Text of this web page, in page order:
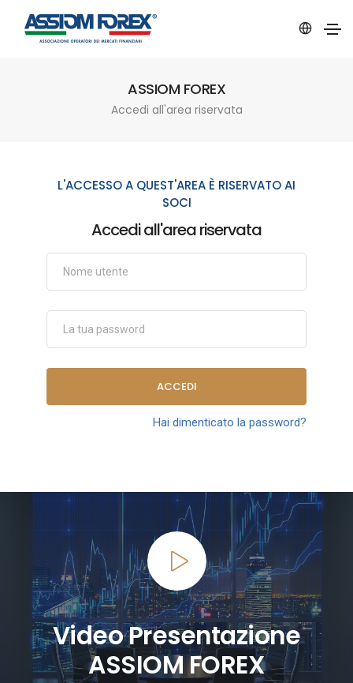
ASSIOM FOREX
Accedi all'area riservata
L'ACCESSO A QUEST'AREA È RISERVATO AI
SOCI
Accedi all'area riservata
ACCEDI
Hai dimenticato la password?
Video Presentazione
ASSIOM FOREX